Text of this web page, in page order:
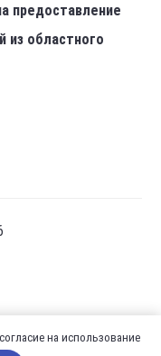
предоставление
из областного
на использование